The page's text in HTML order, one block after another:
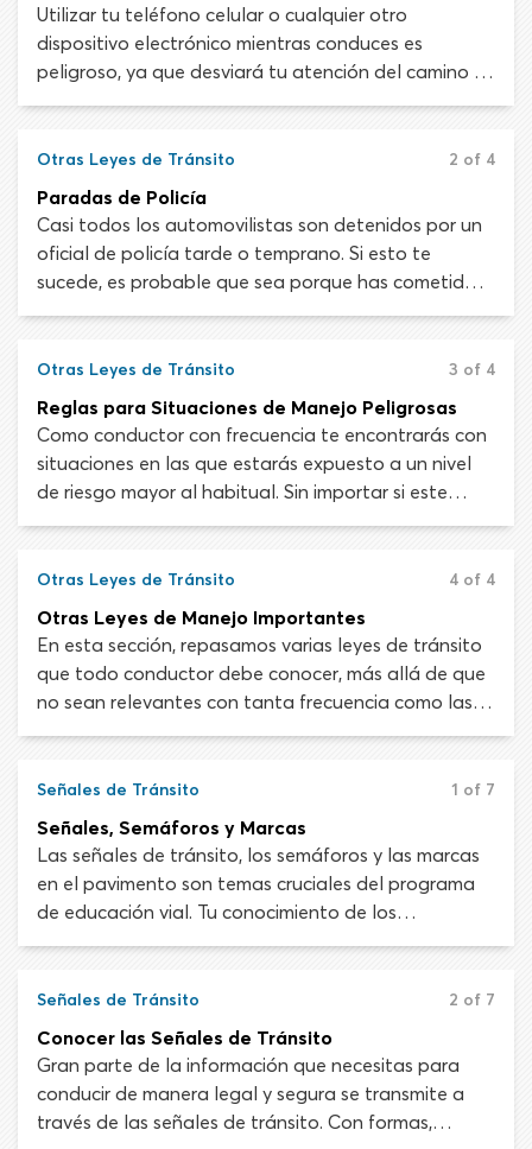
Utilizar tu teléfono celular o cualquier otro
dispositivo electrónico mientras conduces es
peligroso, ya que desviará tu atención del camino y
puede afectar tu control del vehículo. Las reglas
han incorporado a las leyes de tránsito en interés de
la seguridad pública.
Otras Leyes de Tránsito 2 of 4
Paradas de Policía
Casi todos los automovilistas son detenidos por un
oficial de policía tarde o temprano. Si esto te
sucede, es probable que sea porque has cometido
una infracción de tránsito. Puede que no pienses
la mayoría de las infracciones de tránsito se
cometen sin saberlo. Cualquiera sea la razón, debes
obedecer al oficial y hacer caso cuando te indiquen
que debes detenerte.
Otras Leyes de Tránsito 3 of 4
Reglas para Situaciones de Manejo Peligrosas
Como conductor con frecuencia te encontrarás con
situaciones en las que estarás expuesto a un nivel
de riesgo mayor al habitual. Sin importar si este
aumento del riesgo es menor o significativo, tendrás
mantener la seguridad en el camino.
Otras Leyes de Tránsito 4 of 4
Otras Leyes de Manejo Importantes
En esta sección, repasamos varias leyes de tránsito
que todo conductor debe conocer, más allá de que
no sean relevantes con tanta frecuencia como las
leyes de velocidad, reglas de derecho de paso y
menos que estés bien informado de las reglas de tu
estado sobre dejar niños desatendidos en un
vehículo, llevar pasajeros en remolques o cuánta
carga puedes transportar, podrías infringir una ley
de tránsito sin siquiera saber que existe.
Señales de Tránsito 1 of 7
Señales, Semáforos y Marcas
Las señales de tránsito, los semáforos y las marcas
en el pavimento son temas cruciales del programa
de educación vial. Tu conocimiento de los
dispositivos de control de tráfico se evaluará en el
conducir de forma segura cumpliendo con las reglas
de carretera.
Señales de Tránsito 2 of 7
Conocer las Señales de Tránsito
Gran parte de la información que necesitas para
conducir de manera legal y segura se transmite a
través de las señales de tránsito. Con formas,